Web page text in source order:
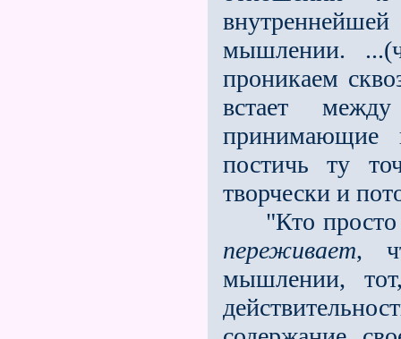
мышлении.
проникаем
встает
принимающие
постичь ту
творчески и
"Кто просто
переживает,
мышлении,